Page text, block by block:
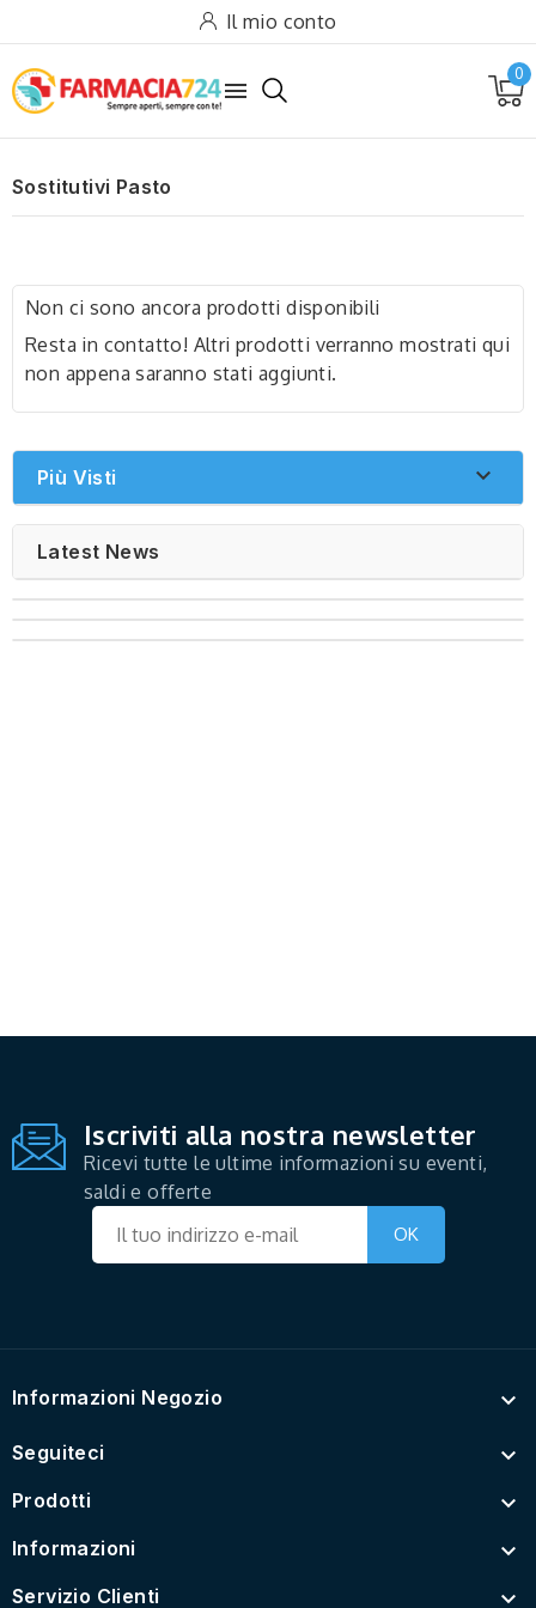
Il mio conto

0
Sostitutivi Pasto
Non ci sono ancora prodotti disponibili
Resta in contatto! Altri prodotti verranno mostrati qui
non appena saranno stati aggiunti.
Più Visti 
Latest News
Iscriviti alla nostra newsletter
Ricevi tutte le ultime informazioni su eventi,
saldi e offerte
Informazioni Negozio 
Seguiteci 
Prodotti 
Informazioni 
Servizio Clienti 